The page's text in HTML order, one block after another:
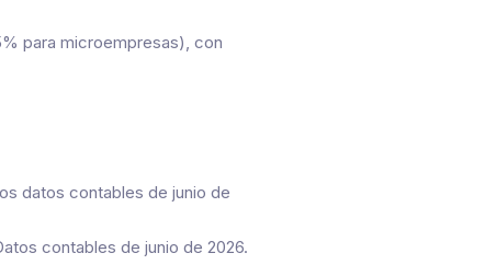
para microempresas), con
datos contables de junio de
contables de junio de 2026.